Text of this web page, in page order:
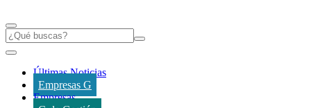
Últimas Noticias
Empresas G
Empresas